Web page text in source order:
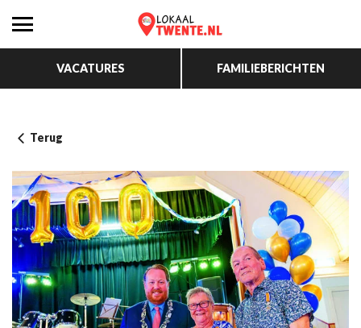
VACATURES FAMILIEBERICHTEN
Terug